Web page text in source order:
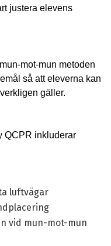
justera elevens
mot-mun metoden
så att eleverna kan
gäller.
QCPR inkluderar
luftvägar
vid mun-mot-mun